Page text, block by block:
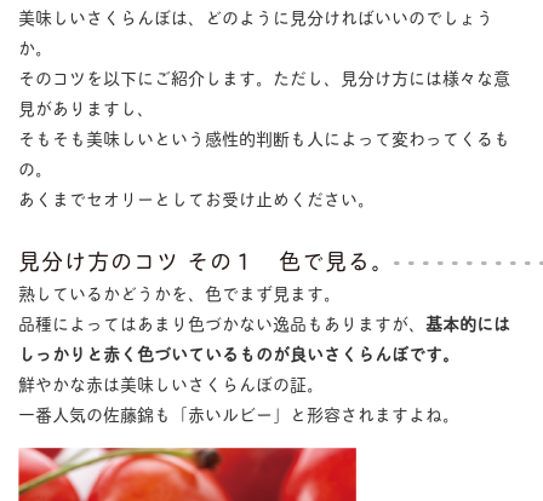
美味しいさくらんぼは、どのように見分ければいいのでしょう
か。
そのコツを以下にご紹介します。ただし、見分け方には様々な意
見がありますし、
そもそも美味しいという感性的判断も人によって変わってくるも
の。
あくまでセオリーとしてお受け止めください。
見分け方のコツ その１ 色で見る。
熟しているかどうかを、色でまず見ます。
品種によってはあまり色づかない逸品もありますが、 基本的には
しっかりと赤く色づいているものが良いさくらんぼです。
鮮やかな赤は美味しいさくらんぼの証。
一番人気の佐藤錦も「赤いルビー」と形容されますよね。